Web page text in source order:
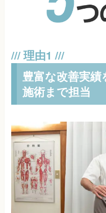
豊富な改善実
施術まで担当